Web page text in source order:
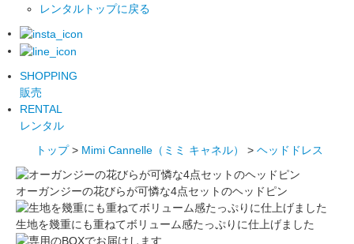
レンタルトップに戻る
SHOPPING
販売
RENTAL
レンタル
トップ > Mimi Cannelle（ミミ キャネル） > ヘッドドレス
オーガンジーの花びらが可憐な4点セットのヘッドピン
生地を幾重にも重ねてボリューム感たっぷりに仕上げました